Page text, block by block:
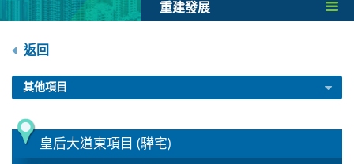
重建發展
返回
其他項目
皇后大道東項目 (驊宅)